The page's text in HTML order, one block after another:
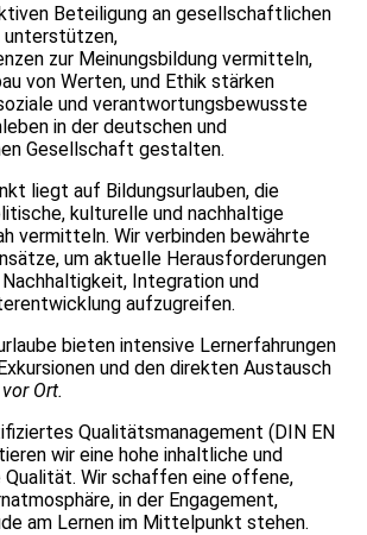
Beteiligung an gesellschaftlichen
unterstützen,
zur Meinungsbildung vermitteln,
von Werten, und Ethik stärken
und verantwortungsbewusste
in der deutschen und
Gesellschaft gestalten.
liegt auf Bildungsurlauben, die
kulturelle und nachhaltige
vermitteln. Wir verbinden bewährte
um aktuelle Herausforderungen
Integration und
aufzugreifen.
bieten intensive Lernerfahrungen
und den direkten Austausch
Ort.
Qualitätsmanagement (DIN EN
wir eine hohe inhaltliche und
Qualität. Wir schaffen eine offene,
in der Engagement,
am Lernen im Mittelpunkt stehen.